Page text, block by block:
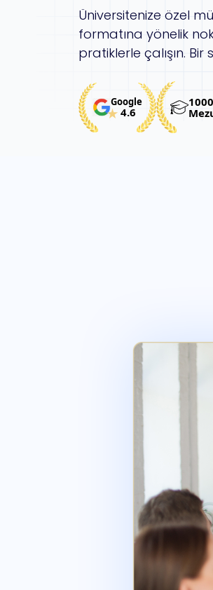
Üniversitenize özel
formatına yönelik
pratiklerle çalışın.
Google
4.6